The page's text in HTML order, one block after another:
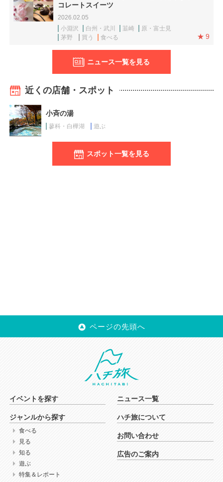
コレートスイーツ
2026.02.05
小淵沢
白州・武川 韮崎
原・富士見
茅野
買う 食べる 9
ニュース一覧を見る
近くの店舗・スポット
小斉の湯
蓼科・白樺湖 遊ぶ
スポット一覧を見る
ページの先頭へ
イベントを探す
ジャンルから探す
食べる
見る
知る
遊ぶ
特集＆レポート
ニュース一覧
ハチ旅について
お問い合わせ
広告のご案内